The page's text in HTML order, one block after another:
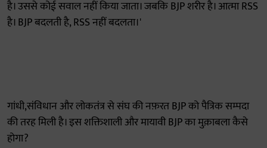
है। उससे कोई सवाल नहीं किया जाता। जबकि BJP शरीर है। आत्मा RSS
है। BJP बदलती है, RSS नहीं बदलता।'
गांधी,संविधान और लोकतंत्र से संघ की नफ़रत BJP को पैत्रिक सम्पदा
की तरह मिली है। इस शक्तिशाली और मायावी BJP का मुक़ाबला कैसे
होगा?